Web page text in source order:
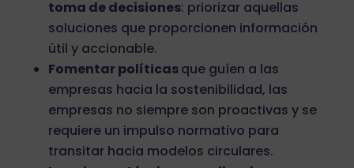
toma de decisiones: priorizar aquellas
soluciones que proporcionen información
útil y accionable.
Fomentar políticasque guíen a las
empresas hacia la sostenibilidad, las
empresas no siempre son proactivas y se
requiere un impulso normativo para
transitar hacia modelos circulares.